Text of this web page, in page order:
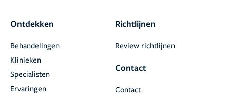
Ontdekken
Behandelingen
Klinieken
Specialisten
Ervaringen
Richtlijnen
Review richtlijnen
Contact
Contact